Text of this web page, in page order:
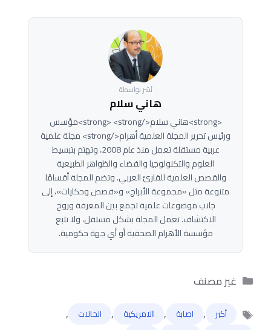
نُشر بواسطة
هاني سلام
<strong>هاني سلام</strong> <strong>مؤسس
ورئيس تحرير المجلة العلمية أهرام</strong> مجلة علمية
عربية مستقلة تعمل منذ عام 2008، وتهتم بتبسيط
العلوم والتكنولوجيا والفضاء والظواهر الطبيعية
والقصص العلمية للقارئ العربي. وتضم المجلة أقسامًا
متنوعة مثل «مجموعة الأبراج» و«قصص وحكايات»، إلى
جانب موضوعات علمية تجمع بين المعرفة وروح
الاكتشاف. تعمل المجلة بشكل مستقل، ولا تتبع
مؤسسة الأهرام الصحفية أو أي جهة حكومية.
التصنيفات
غير مصنف
أكبر , اصابة , ﺍﻻﻣﺮﻳﻜﻴﺔ , الحالات ,